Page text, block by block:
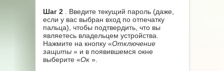
Шаг 2
. Введите текущий пароль (даже,
если у вас выбран вход по отпечатку
пальца), чтобы подтвердить, что вы
являетесь владельцем устройства.
Нажмите на кнопку «Отключение
защиты » и в появившемся окне
выберите «Ок ».